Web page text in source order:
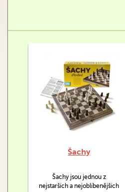
Šachy
Šachy jsou jednou z
nejstarších a nejoblíbenějších